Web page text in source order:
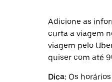
Adicione as
curta a viagem
viagem pelo
quiser com até
Dica: Os